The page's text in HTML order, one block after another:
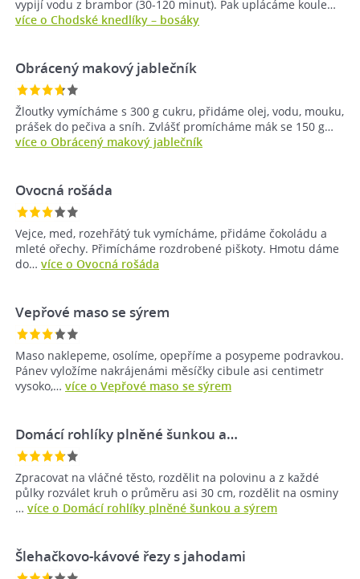
vypijí vodu z brambor (30-120 minut). Pak uplácáme koule…
více o Chodské knedlíky – bosáky
Obrácený makový jablečník
Žloutky vymícháme s 300 g cukru, přidáme olej, vodu, mouku,
prášek do pečiva a sníh. Zvlášť promícháme mák se 150 g…
více o Obrácený makový jablečník
Ovocná rošáda
Vejce, med, rozehřátý tuk vymícháme, přidáme čokoládu a
mleté ořechy. Přimícháme rozdrobené piškoty. Hmotu dáme
do… více o Ovocná rošáda
Vepřové maso se sýrem
Maso naklepeme, osolíme, opepříme a posypeme podravkou.
Pánev vyložíme nakrájenámi měsíčky cibule asi centimetr
vysoko,… více o Vepřové maso se sýrem
Domácí rohlíky plněné šunkou a…
Zpracovat na vláčné těsto, rozdělit na polovinu a z každé
půlky rozválet kruh o průměru asi 30 cm, rozdělit na osminy
… více o Domácí rohlíky plněné šunkou a sýrem
Šlehačkovo-kávové řezy s jahodami